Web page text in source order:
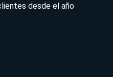
desde el año